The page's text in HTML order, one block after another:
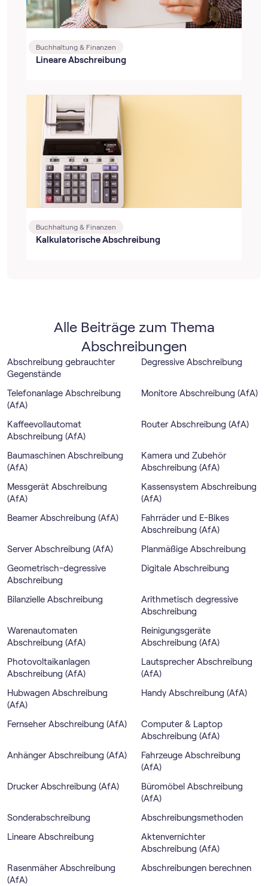
Buchhaltung & Finanzen
Lineare Abschreibung
Buchhaltung & Finanzen
Kalkulatorische Abschreibung
Alle Beiträge zum Thema
Abschreibungen
Abschreibung gebrauchter
Gegenstände
Degressive Abschreibung
Telefonanlage Abschreibung
(AfA)
Monitore Abschreibung (AfA)
Kaffeevollautomat
Abschreibung (AfA)
Router Abschreibung (AfA)
Baumaschinen Abschreibung
(AfA)
Kamera und Zubehör
Abschreibung (AfA)
Messgerät Abschreibung
(AfA)
Kassensystem Abschreibung
(AfA)
Beamer Abschreibung (AfA)
Fahrräder und E-Bikes
Abschreibung (AfA)
Server Abschreibung (AfA)
Planmäßige Abschreibung
Geometrisch-degressive
Abschreibung
Digitale Abschreibung
Bilanzielle Abschreibung
Arithmetisch degressive
Abschreibung
Warenautomaten
Abschreibung (AfA)
Reinigungsgeräte
Abschreibung (AfA)
Photovoltaikanlagen
Abschreibung (AfA)
Lautsprecher Abschreibung
(AfA)
Hubwagen Abschreibung
(AfA)
Handy Abschreibung (AfA)
Fernseher Abschreibung (AfA)
Computer & Laptop
Abschreibung (AfA)
Anhänger Abschreibung (AfA)
Fahrzeuge Abschreibung
(AfA)
Drucker Abschreibung (AfA)
Büromöbel Abschreibung
(AfA)
Sonderabschreibung
Abschreibungsmethoden
Lineare Abschreibung
Aktenvernichter
Abschreibung (AfA)
Rasenmäher Abschreibung
(AfA)
Abschreibungen berechnen